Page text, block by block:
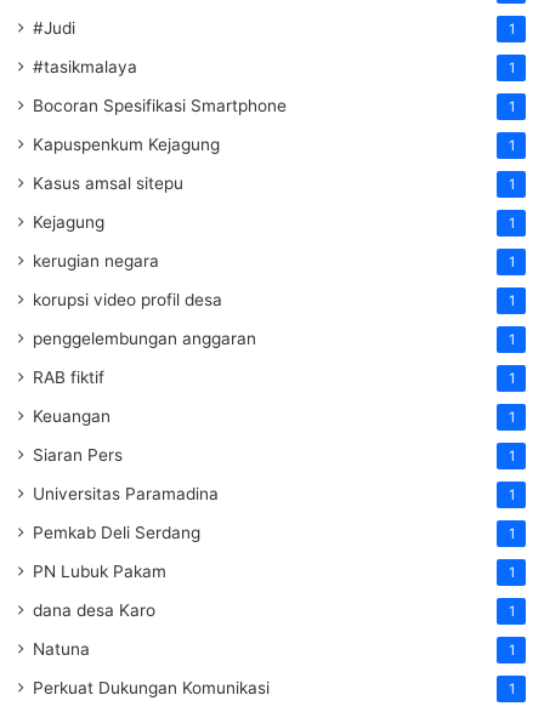
#Judi 1
#tasikmalaya 1
Bocoran Spesifikasi Smartphone 1
Kapuspenkum Kejagung 1
Kasus amsal sitepu 1
Kejagung 1
kerugian negara 1
korupsi video profil desa 1
penggelembungan anggaran 1
RAB fiktif 1
Keuangan 1
Siaran Pers 1
Universitas Paramadina 1
Pemkab Deli Serdang 1
PN Lubuk Pakam 1
dana desa Karo 1
Natuna 1
Perkuat Dukungan Komunikasi 1